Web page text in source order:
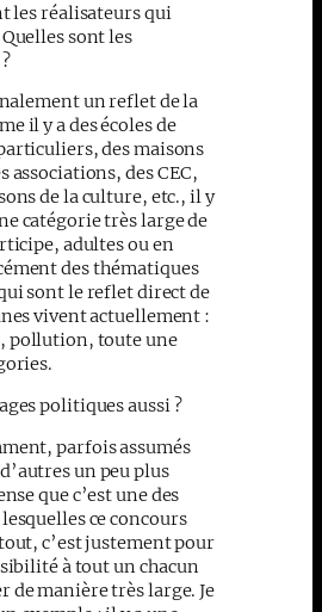
les réalisateurs qui
sont les
un reflet de la
il y a des écoles de
des maisons
associations, des CEC,
de la culture, etc., il y
catégorie très large de
adultes ou en
des thématiques
sont le reflet direct de
vivent actuellement :
pollution, toute une
politiques aussi ?
parfois assumés
un peu plus
que c’est une des
ce concours
c’est justement pour
à tout un chacun
de manière très large. Je